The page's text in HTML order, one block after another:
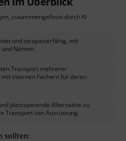
zusammengefasst durch KI
und strapazierfähig, mit
Nähten.
Transport mehrerer
internen Fächern für deren
platzsparende Alternative zu
Transport von Ausrüstung.
sollten: